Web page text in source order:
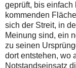
geprüft, bis
kommenden
sich der Streit, in
Meinung sind, ein
zu seinen
dort entstehen, wo
Notstandseinsatz